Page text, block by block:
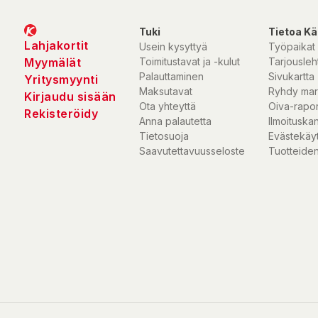
Lahjakortit
Myymälät
Yritysmyynti
Kirjaudu sisään
Rekisteröidy
Tuki
Usein kysyttyä
Toimitustavat ja -kulut
Palauttaminen
Maksutavat
Ota yhteyttä
Anna palautetta
Tietosuoja
Saavutettavuusseloste
Tietoa
Työpaikat
Sivukartta
Ryhdy
Oiva-